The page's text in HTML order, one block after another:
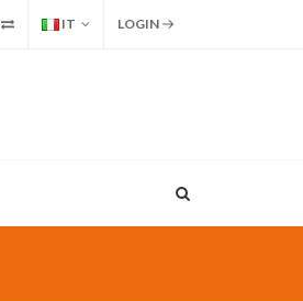
IT LOGIN